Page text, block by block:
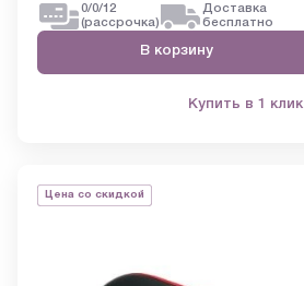
0/0/12
(рассрочка)
Доставка
бесплатно
В корзину
Купить в 1 клик
Цена со скидкой